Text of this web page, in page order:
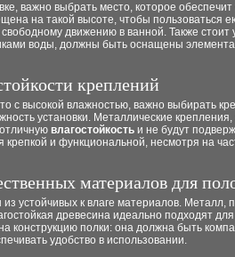
важно выбрать место, которое
на такой высоте, чтобы пользоваться
движению в ванной. Также стоит
воды, должны быть оснащены
креплений
с высокой влажностью, важно выбирать
установки. Металлические
влагостойкость и не будут
крепкой и функциональной, несмотря на
материалов для
устойчивых к влаге материалов. Металл,
древесина идеально подходят
конструкцию полки: она должна быть
удобство в использовании.